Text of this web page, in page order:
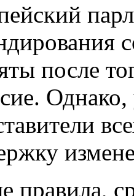
после
правила,